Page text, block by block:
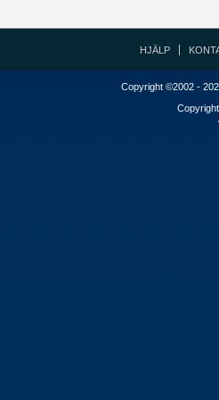
HJÄLP
Copyright ©2002 -